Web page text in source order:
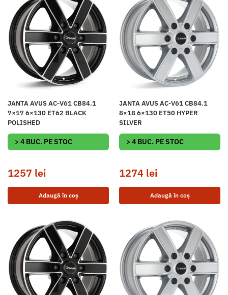
JANTA AVUS AC-V61 CB84.1
7×17 6×130 ET62 BLACK
POLISHED
> 4 BUC. PE STOC
1257 lei
Adaugă în coș
JANTA AVUS AC-V61 CB84.1
8×18 6×130 ET50 HYPER
SILVER
> 4 BUC. PE STOC
1274 lei
Adaugă în coș